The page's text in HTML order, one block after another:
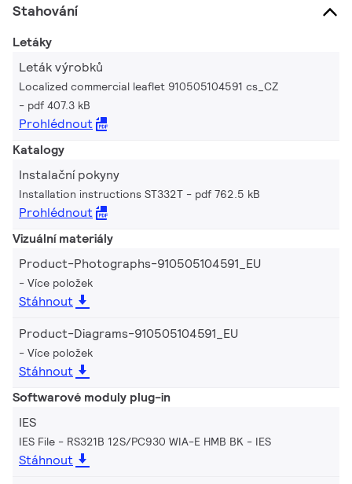
Stahování
Letáky
Leták výrobků
Localized commercial leaflet 910505104591 cs_CZ
pdf 407.3 kB
Prohlédnout
Katalogy
Instalační pokyny
Installation instructions ST332T pdf 762.5 kB
Prohlédnout
Vizuální materiály
Product-Photographs-910505104591_EU
Více položek
Stáhnout
Product-Diagrams-910505104591_EU
Více položek
Stáhnout
Softwarové moduly plug-in
IES
IES File - RS321B 12S/PC930 WIA-E HMB BK IES
Stáhnout